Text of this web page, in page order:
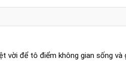
vời để tô điểm không gian sống và